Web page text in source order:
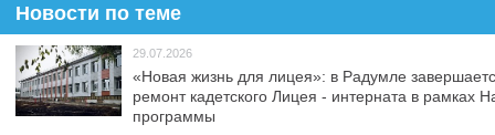
Новости по теме
29.07.2026
«Новая жизнь для лицея»: в Радумле
ремонт кадетского Лицея - интерната в рамках
программы